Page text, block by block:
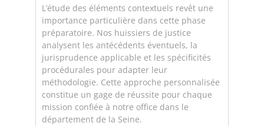
L’étude des éléments contextuels revêt une
importance particulière dans cette phase
préparatoire. Nos huissiers de justice
analysent les antécédents éventuels, la
jurisprudence applicable et les spécificités
procédurales pour adapter leur
méthodologie. Cette approche personnalisée
constitue un gage de réussite pour chaque
mission confiée à notre office dans le
département de la Seine.